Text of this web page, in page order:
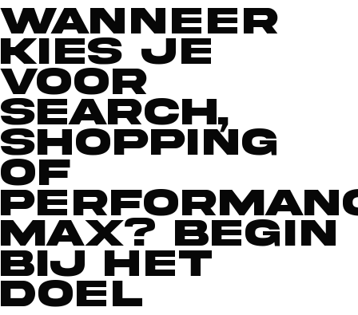
Wanneer
kies je
voor
Search,
Shopping
of
Max? Begin
bij het
doel